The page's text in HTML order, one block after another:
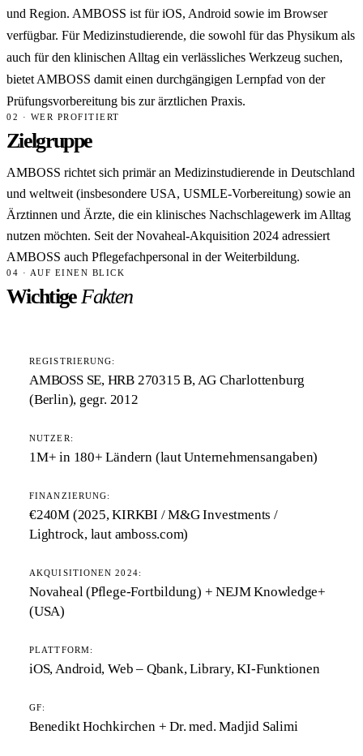
und Region. AMBOSS ist für iOS, Android sowie im Browser
verfügbar. Für Medizinstudierende, die sowohl für das Physikum als
auch für den klinischen Alltag ein verlässliches Werkzeug suchen,
bietet AMBOSS damit einen durchgängigen Lernpfad von der
Prüfungsvorbereitung bis zur ärztlichen Praxis.
02 · WER PROFITIERT
Zielgruppe
AMBOSS richtet sich primär an Medizinstudierende in Deutschland
und weltweit (insbesondere USA, USMLE-Vorbereitung) sowie an
Ärztinnen und Ärzte, die ein klinisches Nachschlagewerk im Alltag
nutzen möchten. Seit der Novaheal-Akquisition 2024 adressiert
AMBOSS auch Pflegefachpersonal in der Weiterbildung.
04 · AUF EINEN BLICK
WichtigeFakten
REGISTRIERUNG:
AMBOSS SE, HRB 270315 B, AG Charlottenburg
(Berlin), gegr. 2012
NUTZER:
1M+ in 180+ Ländern (laut Unternehmensangaben)
FINANZIERUNG:
€240M (2025, KIRKBI / M&G Investments /
Lightrock, laut amboss.com)
AKQUISITIONEN 2024:
Novaheal (Pflege-Fortbildung) + NEJM Knowledge+
(USA)
PLATTFORM:
iOS, Android, Web – Qbank, Library, KI-Funktionen
GF:
Benedikt Hochkirchen + Dr. med. Madjid Salimi